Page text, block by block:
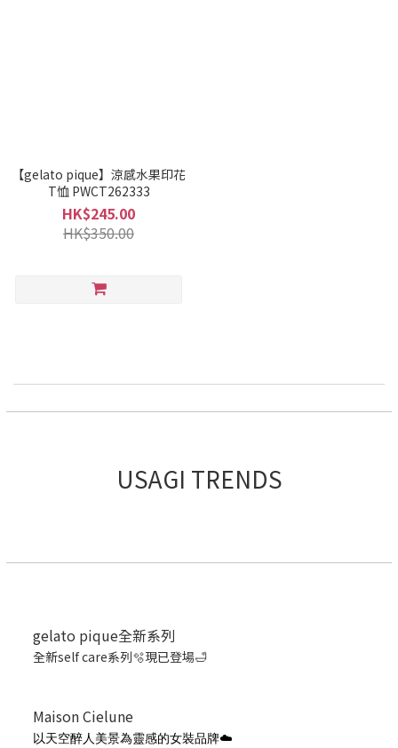
【gelato pique】涼感水果印花
T恤 PWCT262333
HK$245.00
HK$350.00
USAGI TRENDS
gelato pique全新系列
全新self care系列🫧現已登場🛁
Maison Cielune
以天空醉人美景為靈感的女裝品牌☁️